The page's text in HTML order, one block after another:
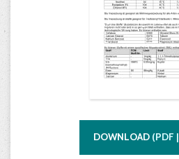
DOWNLOAD (PDF |